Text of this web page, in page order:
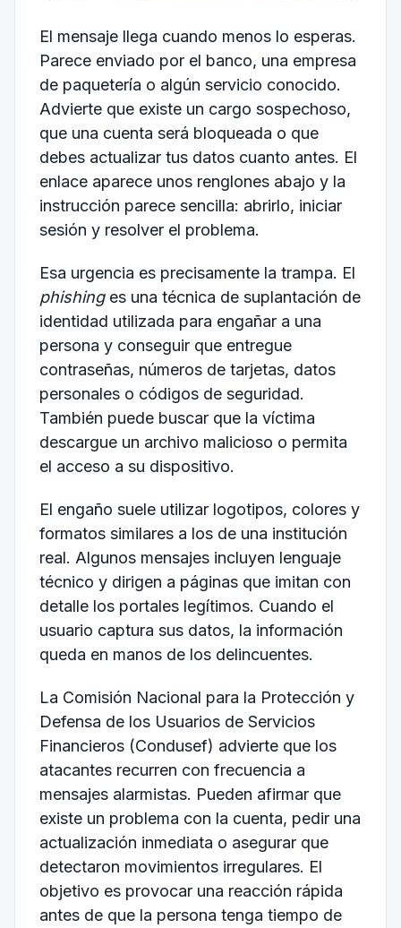
El mensaje llega cuando menos lo esperas.
Parece enviado por el banco, una empresa
de paquetería o algún servicio conocido.
Advierte que existe un cargo sospechoso,
que una cuenta será bloqueada o que
debes actualizar tus datos cuanto antes. El
enlace aparece unos renglones abajo y la
instrucción parece sencilla: abrirlo, iniciar
sesión y resolver el problema.
Esa urgencia es precisamente la trampa. El
phishinges una técnica de suplantación de
identidad utilizada para engañar a una
persona y conseguir que entregue
contraseñas, números de tarjetas, datos
personales o códigos de seguridad.
También puede buscar que la víctima
descargue un archivo malicioso o permita
el acceso a su dispositivo.
El engaño suele utilizar logotipos, colores y
formatos similares a los de una institución
real. Algunos mensajes incluyen lenguaje
técnico y dirigen a páginas que imitan con
detalle los portales legítimos. Cuando el
usuario captura sus datos, la información
queda en manos de los delincuentes.
La Comisión Nacional para la Protección y
Defensa de los Usuarios de Servicios
Financieros (Condusef) advierte que los
atacantes recurren con frecuencia a
mensajes alarmistas. Pueden afirmar que
existe un problema con la cuenta, pedir una
actualización inmediata o asegurar que
detectaron movimientos irregulares. El
objetivo es provocar una reacción rápida
antes de que la persona tenga tiempo de